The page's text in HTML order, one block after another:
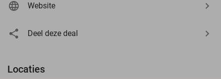
Website
Deel deze deal
Locaties